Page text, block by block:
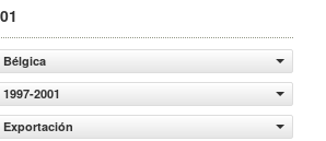
Bélgica
1997-2001
Exportación